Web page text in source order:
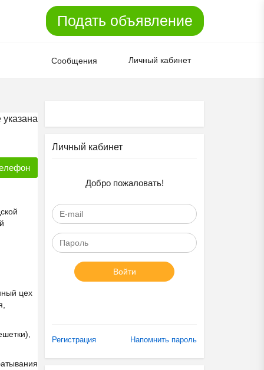
Подать объявление
Сообщения Личный кабинет
цех
Личный кабинет
Добро пожаловать!
Войти
Регистрация Напомнить пароль